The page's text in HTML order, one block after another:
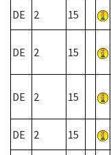
DE 2 15
DE 2 15
DE 2 15
DE 2 15